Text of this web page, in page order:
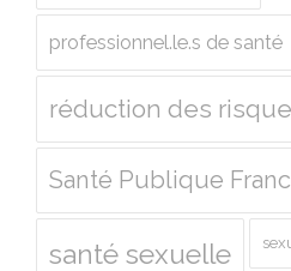
professionnel.le.s de santé
réduction des
Santé Publique
santé sexuelle